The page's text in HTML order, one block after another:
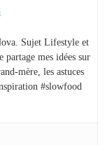
Sujet Lifestyle et
partage mes idées sur
mère, les astuces
#slowfood